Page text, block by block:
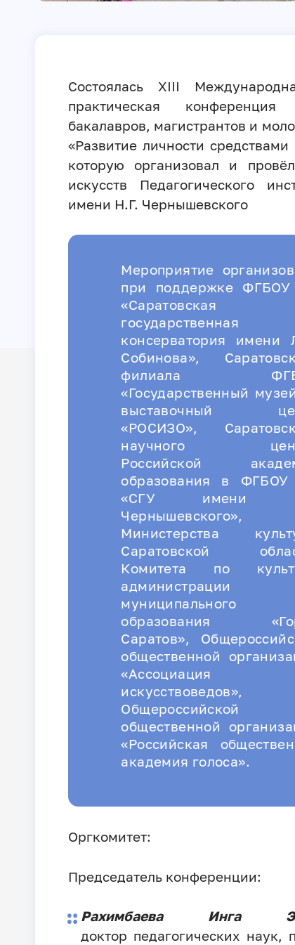
Состоялась XIII
практическая конференция
бакалавров, магистрантов и
«Развитие личности средствами
которую организовал и
искусств Педагогического
имени Н.Г. Чернышевского
Мероприятие
при поддержке
«Саратовская
государственная
консерватория имени
Собинова»,
филиала
«Государственный
выставочный
«РОСИЗО»,
научного
Российской
образования в
«СГУ имени
Чернышевского»,
Министерства
Саратовской
Комитета по
администрации
муниципального
образования
Саратов»,
общественной
«Ассоциация
искусствоведов»,
Общероссийской
общественной
«Российская
академия голоса».
Оргкомитет:
Председатель конференции:
Рахимбаева Инга
доктор педагогических наук,